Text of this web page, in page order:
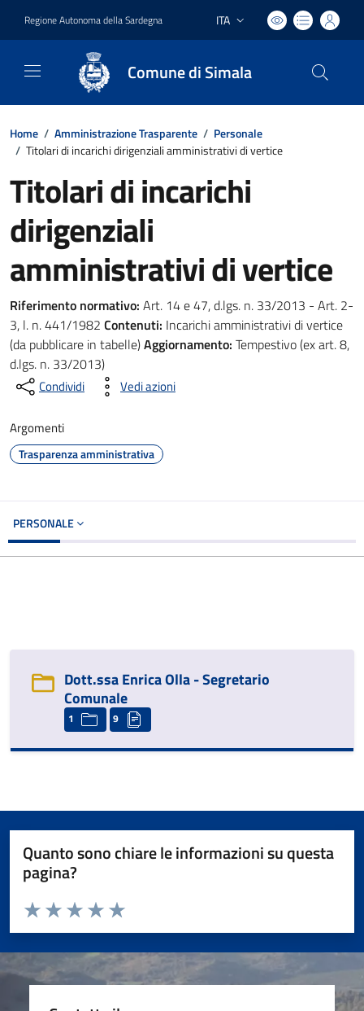
Regione Autonoma della Sardegna Lingua attiva:
ITA
Comune di Simala
Home / Amministrazione Trasparente / Personale
/ Titolari di incarichi dirigenziali amministrativi di vertice
Titolari di incarichi
dirigenziali
amministrativi di vertice
Riferimento normativo: Art. 14 e 47, d.lgs. n. 33/2013 - Art. 2-
3, l. n. 441/1982 Contenuti: Incarichi amministrativi di vertice
(da pubblicare in tabelle)Aggiornamento: Tempestivo (ex art. 8,
d.lgs. n. 33/2013)
Condividi Vedi azioni
Argomenti
Trasparenza amministrativa
PERSONALE
Dott.ssa Enrica Olla - Segretario
Comunale
1 9
Quanto sono chiare le informazioni su questa
pagina?
Valuta da 1 a 5 stelle la pagina
Valuta 5 stelle su 5
Valuta 4 stelle su 5
Valuta 3 stelle su 5
Valuta 2 stelle su 5
Valuta 1 stelle su 5